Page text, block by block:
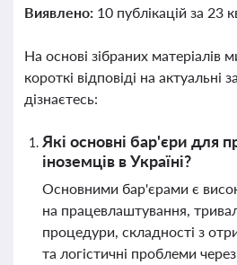
Виявлено: 10 публікацій за 23
На основі зібраних матеріалів
короткі відповіді на актуальні
дізнаєтесь:
Які основні бар'єри для
іноземців в Україні?
Основними бар'єрами є
на працевлаштування,
процедури, складності з
та логістичні проблеми